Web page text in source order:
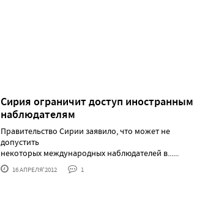
Сирия ограничит доступ иностранным
наблюдателям
Правительство Сирии заявило, что может не
допустить
некоторых международных наблюдателей в......
16 АПРЕЛЯ'2012 1